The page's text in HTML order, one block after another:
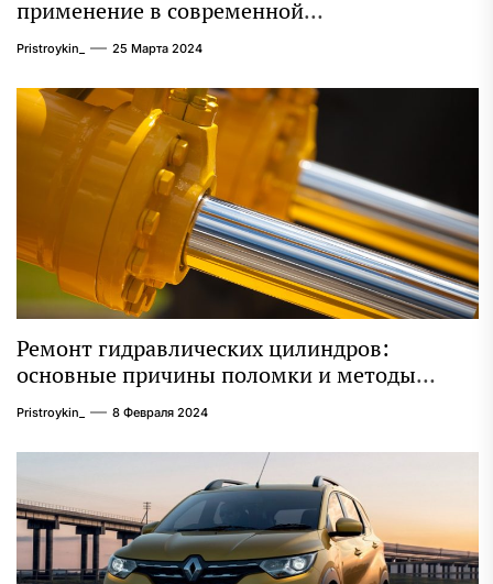
применение в современной
промышленности
Pristroykin_ 25 Марта 2024
Ремонт гидравлических цилиндров:
основные причины поломки и методы
восстановления
Pristroykin_ 8 Февраля 2024